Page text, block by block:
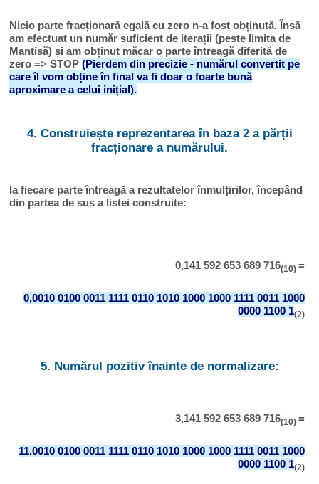
Nicio parte fracționară egală cu zero n-a fost obținută. Însă
am efectuat un număr suficient de iterații (peste limita de
Mantisă) și am obținut măcar o parte întreagă diferită de
zero => STOP(Pierdem din precizie - numărul convertit pe
care îl vom obține în final va fi doar o foarte bună
aproximare a celui inițial).
4. Construiește reprezentarea în baza 2 a părții
fracționare a numărului.
Ia fiecare parte întreagă a rezultatelor înmulțirilor, începând
din partea de sus a listei construite:
0,141 592 653 689 716(10) =
0,0010 0100 0011 1111 0110 1010 1000 1000 1111 0011 1000
0000 1100 1(2)
5. Numărul pozitiv înainte de normalizare:
3,141 592 653 689 716(10) =
11,0010 0100 0011 1111 0110 1010 1000 1000 1111 0011 1000
0000 1100 1(2)